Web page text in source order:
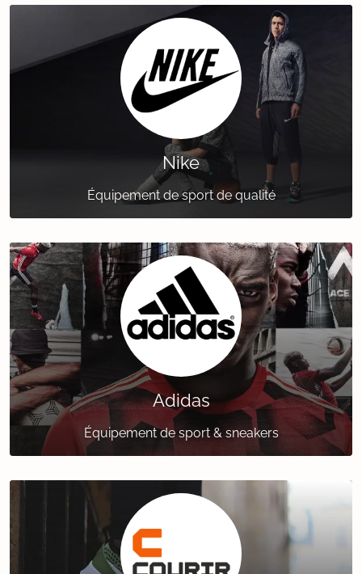
Nike
Équipement de sport de qualité
Adidas
Équipement de sport & sneakers